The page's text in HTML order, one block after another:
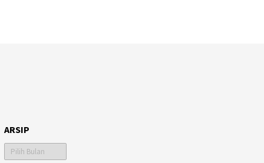
ARSIP
Arsip